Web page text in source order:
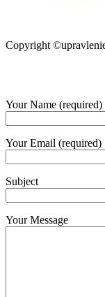
Copyright
Your Name (required)
Your Email (required)
Subject
Your Message